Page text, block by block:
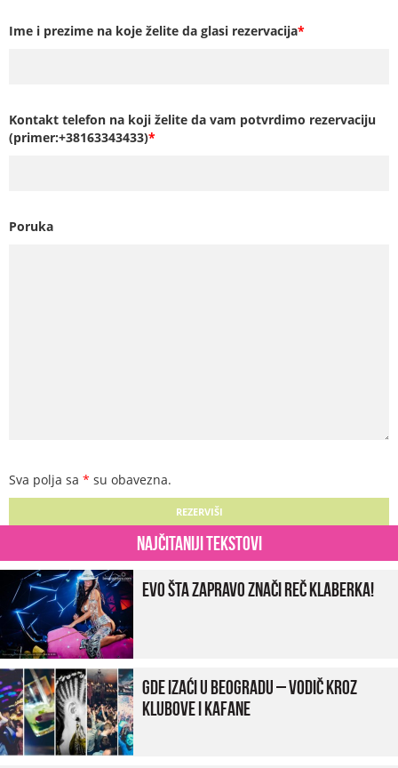
Ime i prezime na koje želite da glasi rezervacija*
Kontakt telefon na koji želite da vam potvrdimo rezervaciju
(primer:+38163343433)*
Poruka
Sva polja sa * su obavezna.
Najčitaniji tekstovi
Evo šta zapravo znači reč klaberka!
Gde izaći u Beogradu – vodič kroz
klubove i kafane